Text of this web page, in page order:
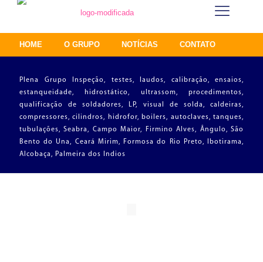
HOME O GRUPO NOTÍCIAS CONTATO
Plena Grupo Inspeção, testes, laudos, calibração, ensaios,
estanqueidade, hidrostático, ultrassom, procedimentos,
qualificação de soldadores, LP, visual de solda, caldeiras,
compressores, cilindros, hidrofor, boilers, autoclaves, tanques,
tubulações, Seabra, Campo Maior, Firmino Alves, Ângulo, São
Bento do Una, Ceará Mirim, Formosa do Rio Preto, Ibotirama,
Alcobaça, Palmeira dos Indios